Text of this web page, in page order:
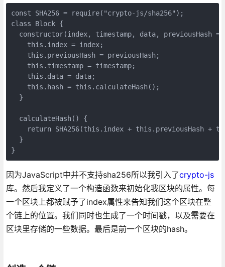
const SHA256 = require("crypto-js/sha256");
class Block {
constructor(index, timestamp, data, previousHash =
    this.index = index;
    this.previousHash = previousHash;
    this.timestamp = timestamp;
    this.data = data;
    this.hash = this.calculateHash();
  }
  calculateHash() {
return SHA256(this.index + this.previousHash +
  }
因为JavaScript中并不支持sha256所以我引入了crypto-js
库。然后我定义了一个构造函数来初始化我区块的属性。每
一个区块上都被赋予了index属性来告知我们这个区块在整
个链上的位置。我们同时也生成了一个时间戳，以及需要在
区块里存储的一些数据。最后是前一个区块的hash。